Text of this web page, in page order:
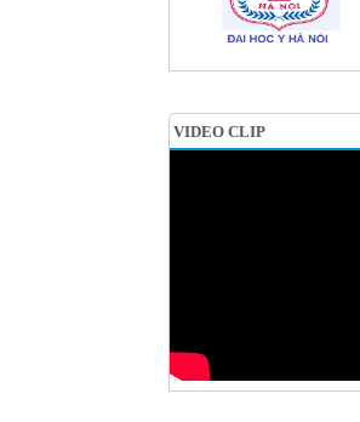
VIDEO CLIP